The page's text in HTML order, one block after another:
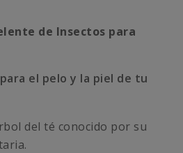
de Insectos para
el pelo y la piel de tu
del té conocido por su